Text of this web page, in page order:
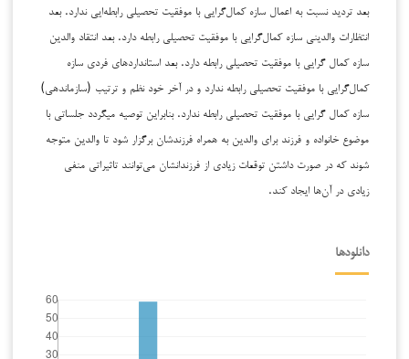
بعد تردید نسبت به اعمال سازه کمال‌گرایی با موفقیت تحصیلی رابطه‌ایی ندارد. بعد
انتظارات والدینی سازه کمال‌گرایی با موفقیت تحصیلی رابطه دارد. بعد انتقاد والدین
سازه کمال گرایی با موفقیت تحصیلی رابطه دارد. بعد استانداردهای فردی سازه
کمال‌گرایی با موفقیت تحصیلی رابطه ندارد و در آخر خود نظم و ترتیب (سازماندهی)
سازه کمال گرایی با موفقیت تحصیلی رابطه ندارد. بنابراین توصیه میگردد جلساتی با
موضوع خانواده و فرزند برای والدین به همراه فرزندشان برگزار شود تا والدین متوجه
شوند که در صورت داشتن توقعات زیادی از فرزندانشان می‌توانند تاثیراتی منفی
زیادی در آن‌ها ایجاد کند.
دانلودها